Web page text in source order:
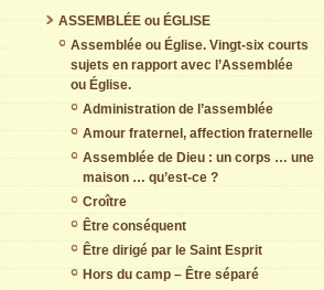
ASSEMBLÉE ou ÉGLISE
Assemblée ou Église. Vingt-six courts
sujets en rapport avec l’Assemblée
ou Église.
Administration de l’assemblée
Amour fraternel, affection fraternelle
Assemblée de Dieu : un corps … une
maison … qu’est-ce ?
Croître
Être conséquent
Être dirigé par le Saint Esprit
Hors du camp – Être séparé